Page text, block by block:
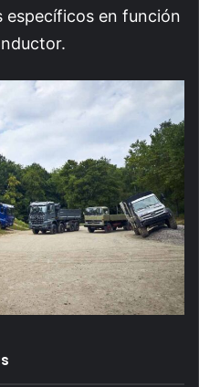
específicos en función